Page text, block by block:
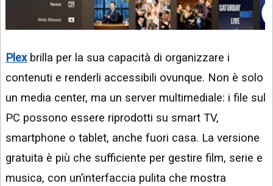
Plexbrilla per la sua capacità di organizzare i
contenuti e renderli accessibili ovunque. Non è solo
un media center, ma un server multimediale: i file sul
PC possono essere riprodotti su smart TV,
smartphone o tablet, anche fuori casa. La versione
gratuita è più che sufficiente per gestire film, serie e
musica, con un’interfaccia pulita che mostra